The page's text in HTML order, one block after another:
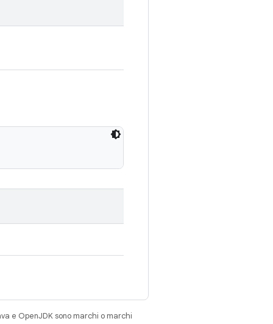
e OpenJDK sono marchi o marchi